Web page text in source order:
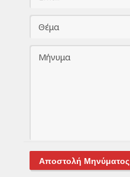
Αποστολή Μηνύματος